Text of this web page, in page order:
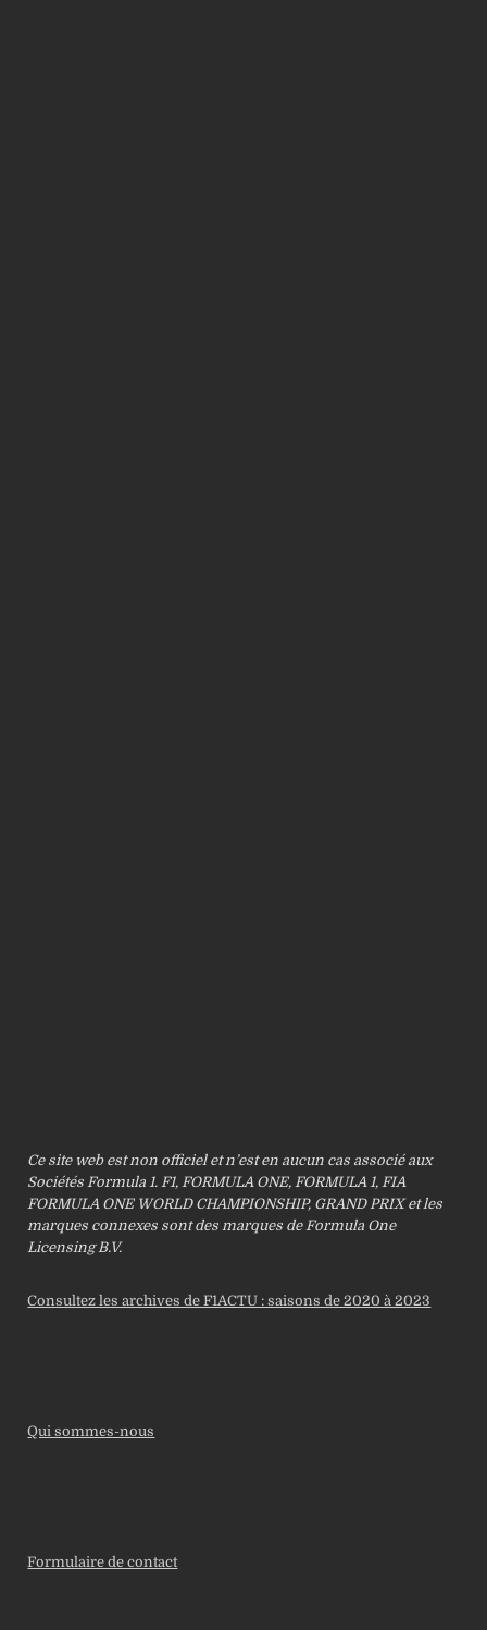
Ce site web est non officiel et n’est en aucun cas associé aux
Sociétés Formula 1. F1, FORMULA ONE, FORMULA 1, FIA
FORMULA ONE WORLD CHAMPIONSHIP, GRAND PRIX et les
marques connexes sont des marques de Formula One
Licensing B.V.
Consultez les archives de F1ACTU : saisons de 2020 à 2023
Qui sommes-nous
Formulaire de contact